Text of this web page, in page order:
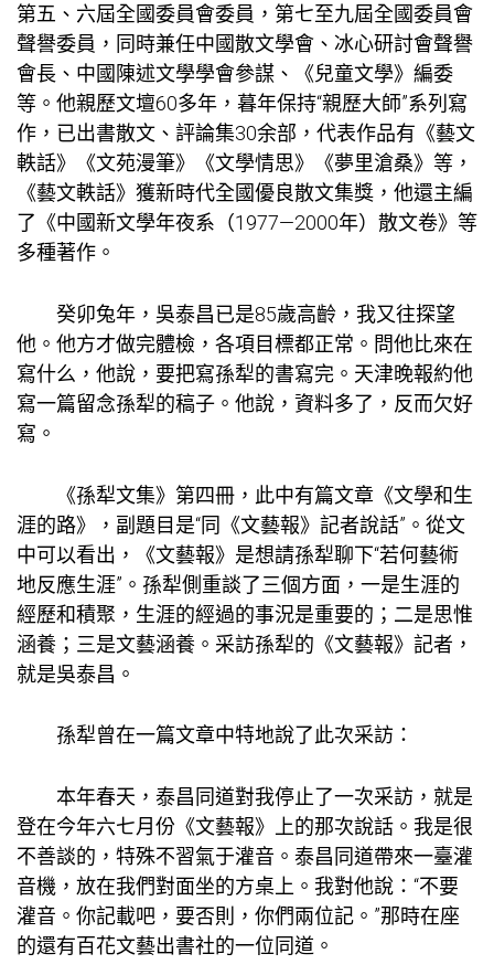
第五、六屆全國委員會委員，第七至九屆全國委員會
聲譽委員，同時兼任中國散文學會、冰心研討會聲譽
會長、中國陳述文學學會參謀、《兒童文學》編委
等。他親歷文壇60多年，暮年保持“親歷大師”系列寫
作，已出書散文、評論集30余部，代表作品有《藝文
軼話》《文苑漫筆》《文學情思》《夢里滄桑》等，
《藝文軼話》獲新時代全國優良散文集獎，他還主編
了《中國新文學年夜系（1977—2000年）散文卷》等
多種著作。
癸卯兔年，吳泰昌已是85歲高齡，我又往探望
他。他方才做完體檢，各項目標都正常。問他比來在
寫什么，他說，要把寫孫犁的書寫完。天津晚報約他
寫一篇留念孫犁的稿子。他說，資料多了，反而欠好
寫。
《孫犁文集》第四冊，此中有篇文章《文學和生
涯的路》，副題目是“同《文藝報》記者說話”。從文
中可以看出，《文藝報》是想請孫犁聊下“若何藝術
地反應生涯”。孫犁側重談了三個方面，一是生涯的
經歷和積聚，生涯的經過的事況是重要的；二是思惟
涵養；三是文藝涵養。采訪孫犁的《文藝報》記者，
就是吳泰昌。
孫犁曾在一篇文章中特地說了此次采訪：
本年春天，泰昌同道對我停止了一次采訪，就是
登在今年六七月份《文藝報》上的那次說話。我是很
不善談的，特殊不習氣于灌音。泰昌同道帶來一臺灌
音機，放在我們對面坐的方桌上。我對他說：“不要
灌音。你記載吧，要否則，你們兩位記。”那時在座
的還有百花文藝出書社的一位同道。